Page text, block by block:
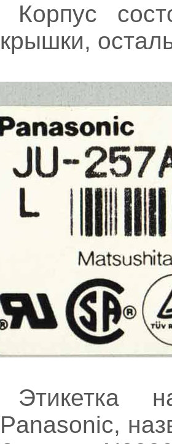
Корпус
крышки,
Этикетка
Panasonic,